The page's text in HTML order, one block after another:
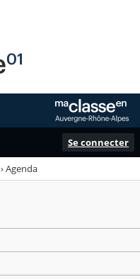
Se connecter
›Agenda